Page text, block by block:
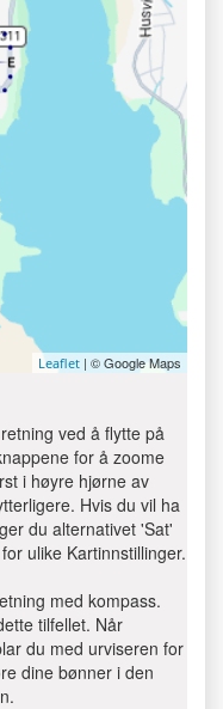
Leaflet | © Google Maps
ved å flytte på
for å zoome
i høyre hjørne av
Hvis du vil ha
du alternativet 'Sat'
ulike Kartinnstillinger.
med kompass.
tilfellet. Når
du med urviseren for
dine bønner i den